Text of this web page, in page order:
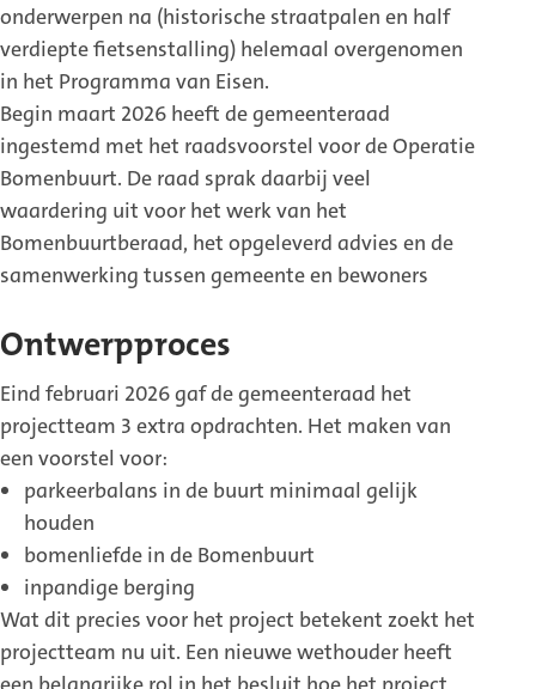
onderwerpen na (historische straatpalen en half
verdiepte fietsenstalling) helemaal overgenomen
in het Programma van Eisen.
Begin maart 2026 heeft de gemeenteraad
ingestemd met het raadsvoorstel voor de Operatie
Bomenbuurt. De raad sprak daarbij veel
waardering uit voor het werk van het
Bomenbuurtberaad, het opgeleverd advies en de
samenwerking tussen gemeente en bewoners
Ontwerpproces
Eind februari 2026 gaf de gemeenteraad het
projectteam 3 extra opdrachten. Het maken van
een voorstel voor:
parkeerbalans in de buurt minimaal gelijk
houden
bomenliefde in de Bomenbuurt
inpandige berging
Wat dit precies voor het project betekent zoekt het
projectteam nu uit. Een nieuwe wethouder heeft